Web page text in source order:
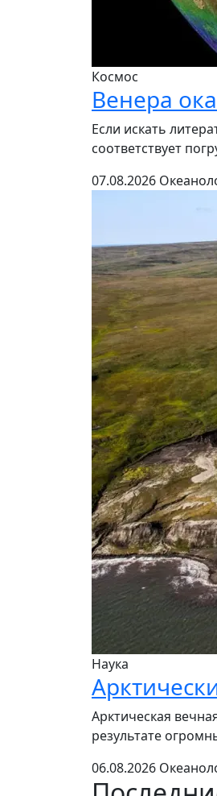
Космос
Венера
Если искать
соответствует
07.08.2026
Наука
Арктическая
результате
06.08.2026